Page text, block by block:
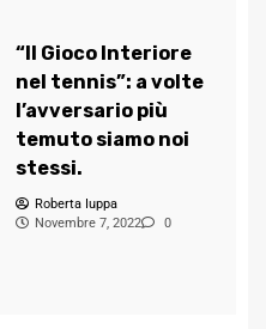
“Il Gioco Interiore
nel tennis”: a volte
l’avversario più
temuto siamo noi
stessi.
Roberta Iuppa
Novembre 7, 2022
0